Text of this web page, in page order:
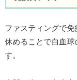
ファスティングで
休めることで白血
す。